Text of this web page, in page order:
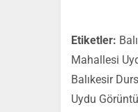
Etiketler:
Mahallesi
Balıkesir
Uydu